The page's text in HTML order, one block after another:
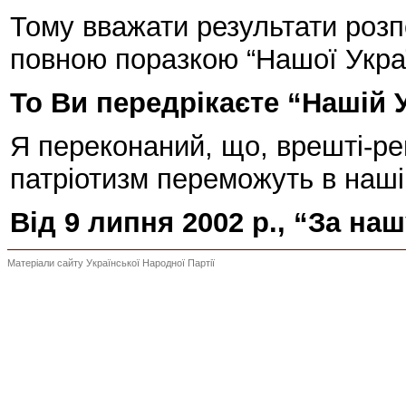
Тому вважати результати
повною поразкою “Нашої
То Ви передрікаєте “Нашій
Я переконаний, що, врешті-
патріотизм переможуть в
Від 9 липня 2002 р., “За
Матеріали сайту Української Народної Партії